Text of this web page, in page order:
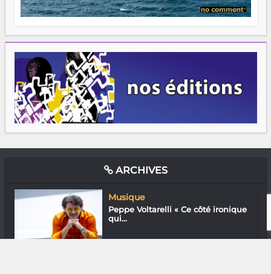
ARCHIVES
Musique
Peppe Voltarelli « Ce côté ironique
qui...